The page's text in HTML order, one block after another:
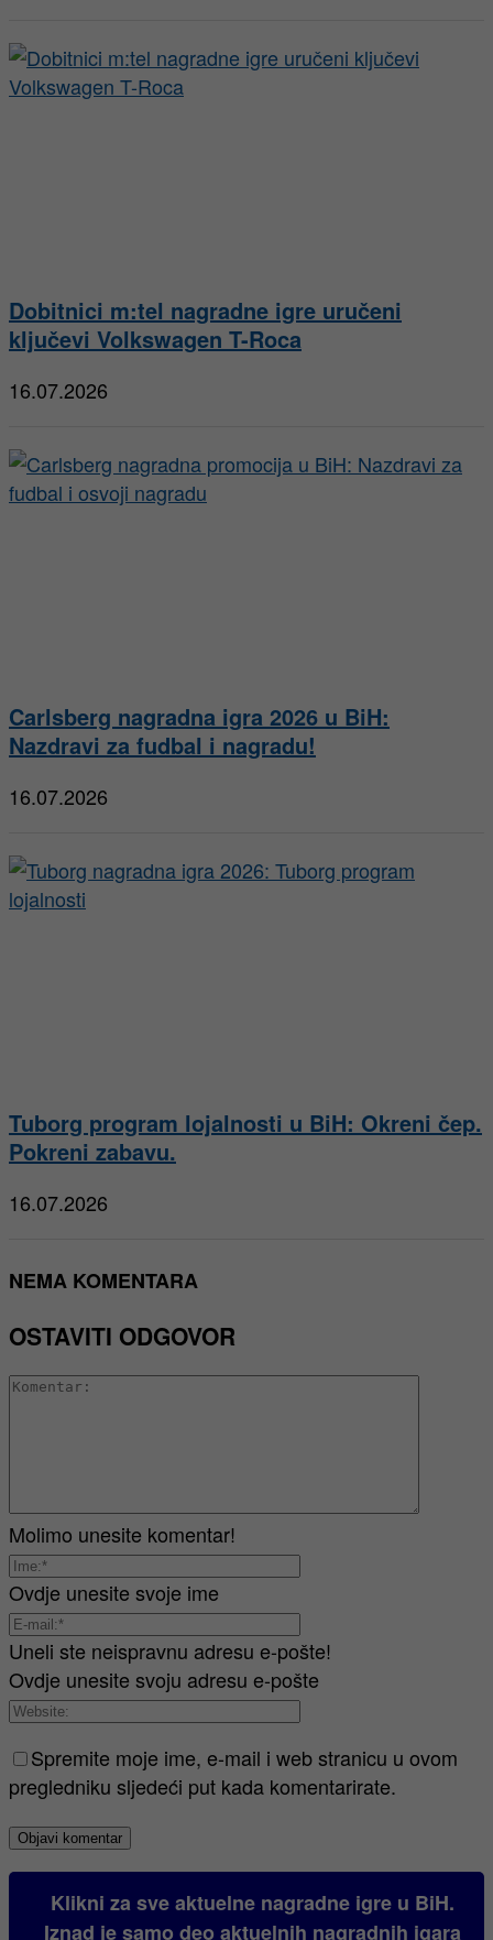
Dobitnici m:tel nagradne igre uručeni
ključevi Volkswagen T-Roca
16.07.2026
Carlsberg nagradna igra 2026 u BiH:
Nazdravi za fudbal i nagradu!
16.07.2026
Tuborg program lojalnosti u BiH: Okreni čep.
Pokreni zabavu.
16.07.2026
NEMA KOMENTARA
OSTAVITI ODGOVOR
Molimo unesite komentar!
Ovdje unesite svoje ime
Uneli ste neispravnu adresu e-pošte!
Ovdje unesite svoju adresu e-pošte
Spremite moje ime, e-mail i web stranicu u ovom
pregledniku sljedeći put kada komentarirate.
Klikni za sve aktuelne nagradne igre u BiH.
Iznad je samo deo aktuelnih nagradnih igara